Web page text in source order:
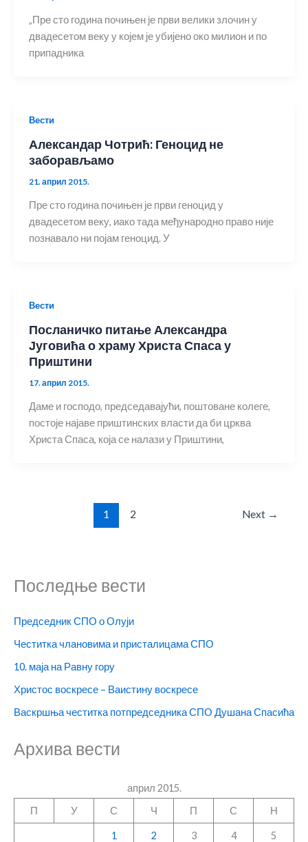
„Пре сто година почињен је први велики злочин у
двадесетом веку у којем је убијено око милион и по
припадника
Вести
Александар Чотрић: Геноцид не
заборављамо
21. април 2015.
Пре сто година почињен је први геноцид у
двадесетом веку, иако тада међународно право није
познавало ни појам геноцид. У
Вести
Посланичко питање Александра
Југовића о храму Христа Спаса у
Приштини
17. април 2015.
Даме и господо, председавајући, поштоване колеге,
постоје најаве приштинских власти да би црква
Христа Спаса, која се налази у Приштини,
1 2 Next →
Последње вести
Председник СПО о Олуји
Честитка члановима и присталицама СПО
10. маја на Равну гору
Христос воскресе – Ваистину воскресе
Васкршња честитка потпредседника СПО Душана Спасића
Архива вести
април 2015.
П
У С Ч П С Н
1 2 3 4 5